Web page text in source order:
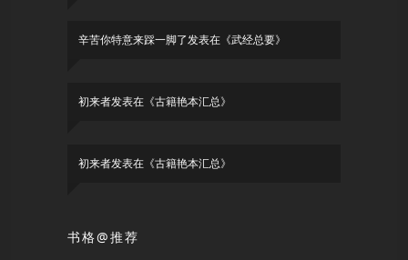
辛苦你特意来踩一脚了发表在《武经总要》
初来者发表在《古籍艳本汇总》
初来者发表在《古籍艳本汇总》
书格@推荐